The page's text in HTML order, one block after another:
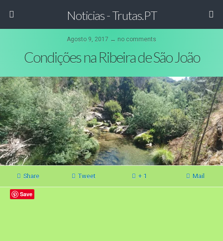
Noticias - Trutas.PT
Agosto 9, 2017 ↔ no comments
Condições na Ribeira de São João
Share Tweet + 1 Mail
Save